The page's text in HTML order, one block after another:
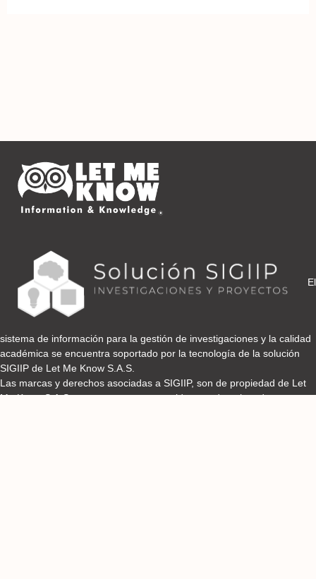
El
sistema de información para la gestión de investigaciones y la calidad
académica se encuentra soportado por la tecnología de la solución
SIGIIP de Let Me Know S.A.S.
Las marcas y derechos asociadas a SIGIIP, son de propiedad de Let
Me Know S.A.S y se encuentran protegidos por derechos de autor e